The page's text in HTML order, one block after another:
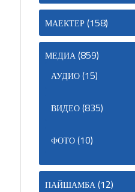
МАЕКТЕР(158)
МЕДИА(859)
АУДИО(15)
ВИДЕО(835)
ФОТО(10)
ПАЙШАМБА(12)